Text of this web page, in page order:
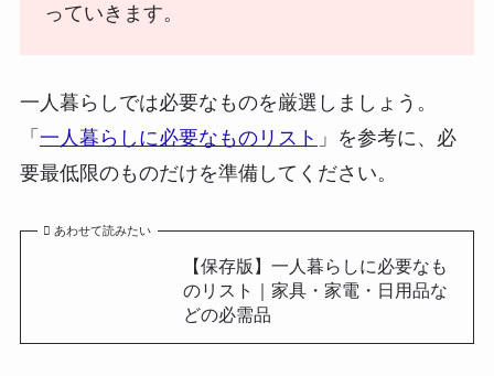
っていきます。
一人暮らしでは必要なものを厳選しましょう。
「 一人暮らしに必要なものリスト 」を参考に、必
要最低限のものだけを準備してください。
あわせて読みたい
【保存版】一人暮らしに必要なも
のリスト｜家具・家電・日用品な
どの必需品